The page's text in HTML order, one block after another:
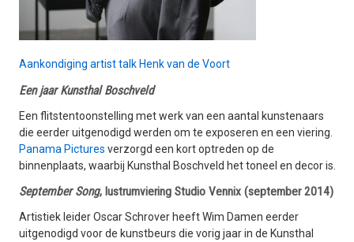
Aankondiging artist talk Henk van de Voort
Een jaar Kunsthal Boschveld
Een flitstentoonstelling met werk van een aantal kunstenaars
die eerder uitgenodigd werden om te exposeren en een viering.
Panama Picturesverzorgd een kort optreden op de
binnenplaats, waarbij Kunsthal Boschveld het toneel en decor is.
September Song, lustrumviering Studio Vennix (september 2014)
Artistiek leider Oscar Schrover heeft Wim Damen eerder
uitgenodigd voor de kunstbeurs die vorig jaar in de Kunsthal